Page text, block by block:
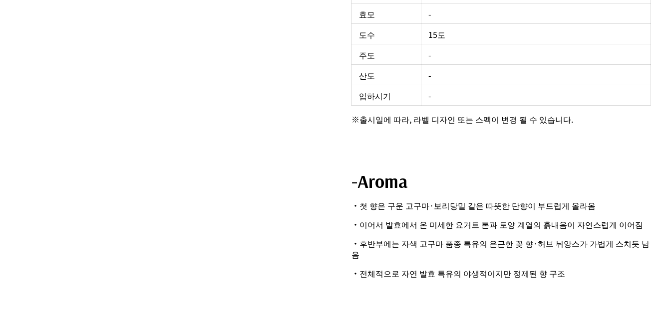
효모
-
도수
15도
주도
-
산도
-
입하시기
-
※출시일에 따라, 라벨 디자인 또는 스펙이 변경 될 수 있습니다.
-Aroma
・첫 향은 구운 고구마·보리당밀 같은 따뜻한 단향이 부드럽게 올라옴
・이어서 발효에서 온 미세한 요거트 톤과 토양 계열의 흙내음이 자연스럽게 이어짐
・후반부에는 자색 고구마 품종 특유의 은근한 꽃 향·허브 뉘앙스가 가볍게 스치듯 남
음
・전체적으로 자연 발효 특유의 야생적이지만 정제된 향 구조